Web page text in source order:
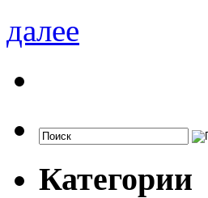
далее
Категории